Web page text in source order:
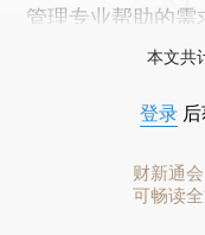
管理专业帮助的需
本文共
登录
财新通
可畅读